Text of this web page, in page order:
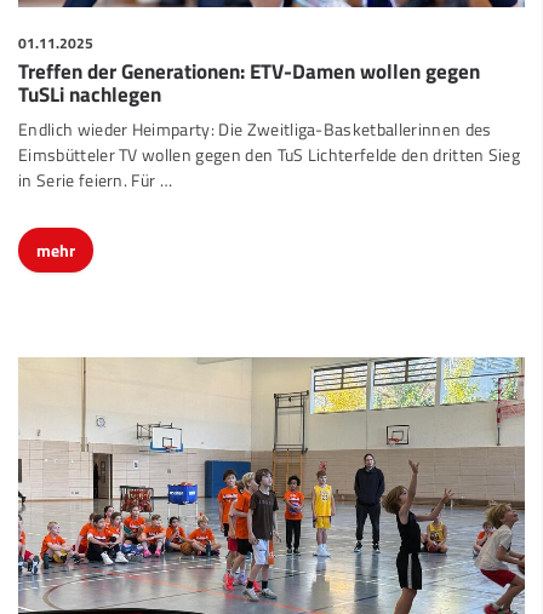
01.11.2025
Treffen der Generationen: ETV-Damen wollen gegen
TuSLi nachlegen
Endlich wieder Heimparty: Die Zweitliga-Basketballerinnen des
Eimsbütteler TV wollen gegen den TuS Lichterfelde den dritten Sieg
in Serie feiern. Für …
mehr